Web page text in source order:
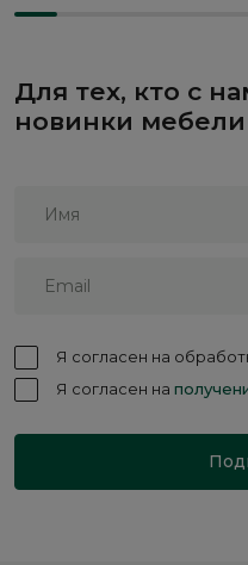
Для тех, кто с
новинки мебели
Я согласен на
Я согласен на